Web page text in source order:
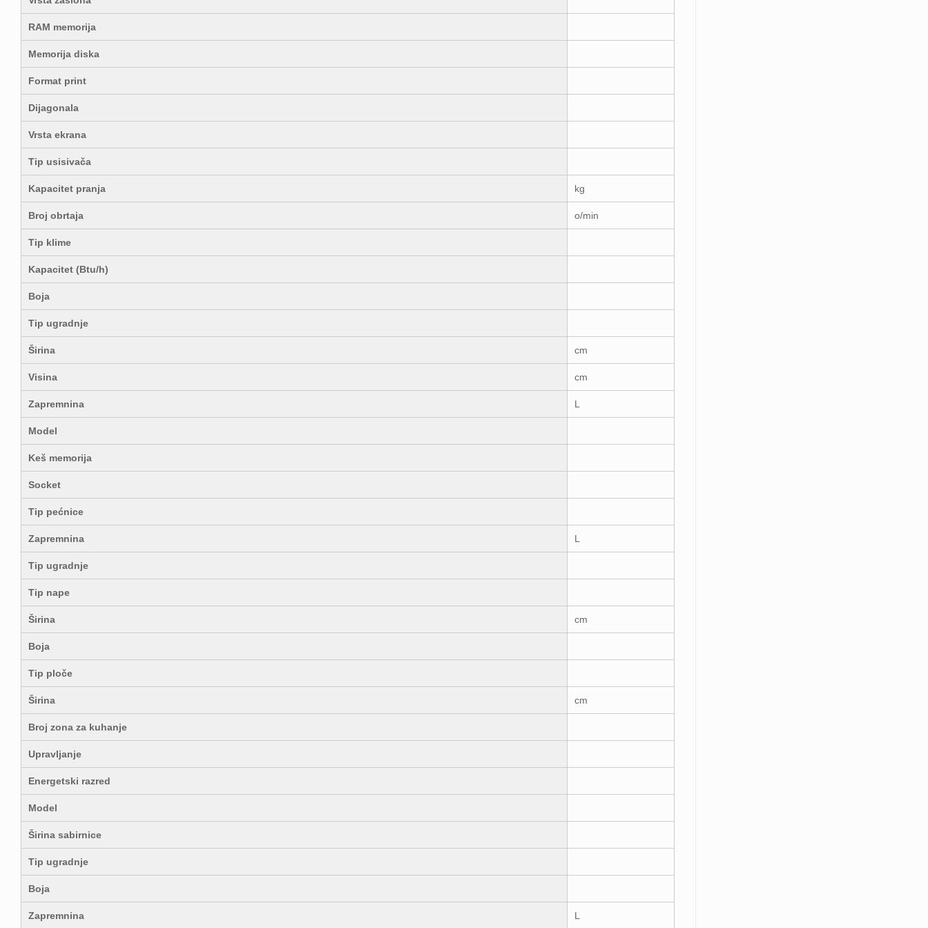
RAM memorija
Memorija diska
Format print
Dijagonala
Vrsta ekrana
Tip usisivača
Kapacitet pranja kg
Broj obrtaja o/min
Tip klime
Kapacitet (Btu/h)
Boja
Tip ugradnje
Širina cm
Visina cm
Zapremnina L
Model
Keš memorija
Socket
Tip pećnice
Zapremnina L
Tip ugradnje
Tip nape
Širina cm
Boja
Tip ploče
Širina cm
Broj zona za kuhanje
Upravljanje
Energetski razred
Model
Širina sabirnice
Tip ugradnje
Boja
Zapremnina L